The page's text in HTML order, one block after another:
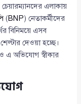
এলাকায়
(BNP) নেতাকর্মীদের
বিনিময়ে এসব
দেওয়া হচ্ছে।
এ অভিযোগ স্বীকার